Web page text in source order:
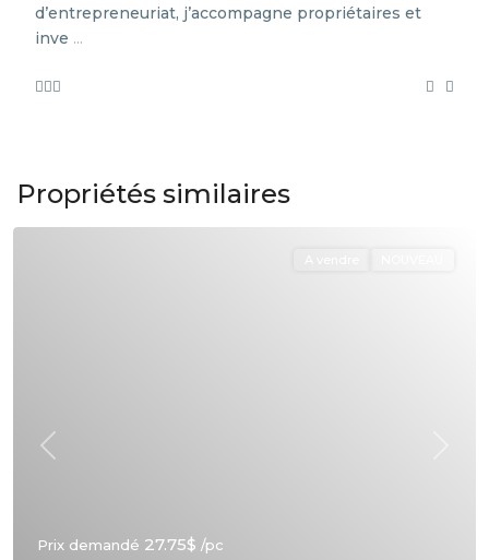
d’entrepreneuriat, j’accompagne propriétaires et
inve ...
Propriétés similaires
Précédent
Prix demandé 27.75$ /pc